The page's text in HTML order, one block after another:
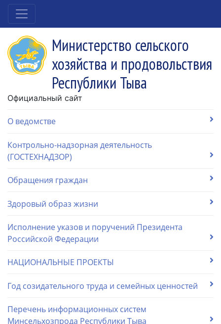
Министерство сельского
хозяйства и продовольствия
Республики Тыва
Официальный сайт
О ведомстве
Контрольно-надзорная деятельность
(ГОСТЕХНАДЗОР)
Обращения граждан
Здоровый образ жизни
Исполнение указов и поручений Президента
Российской Федерации
НАЦИОНАЛЬНЫЕ ПРОЕКТЫ
Год созидательного труда и семейных ценностей
Перечень информационных систем
Минсельхозпрода Республики Тыва